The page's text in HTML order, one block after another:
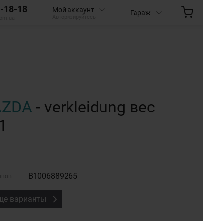
18-18 Мой аккаунт Гараж
- verkleidung вес
B1006889265
варианты